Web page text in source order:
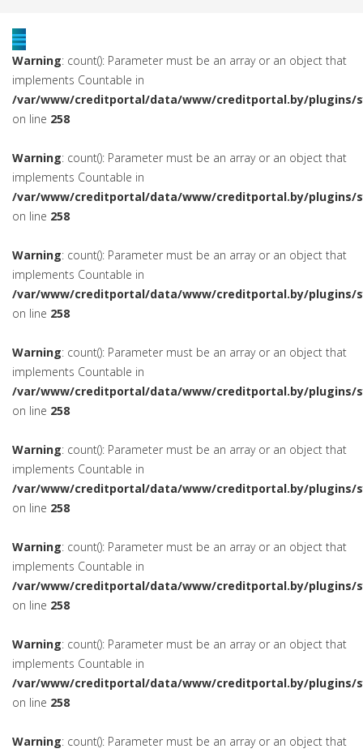
Warning: count(): Parameter must be an array or an object that
implements Countable in
/var/www/creditportal/data/www/creditportal.by/plugins/
on line 258
Warning: count(): Parameter must be an array or an object that
implements Countable in
/var/www/creditportal/data/www/creditportal.by/plugins/
on line 258
Warning: count(): Parameter must be an array or an object that
implements Countable in
/var/www/creditportal/data/www/creditportal.by/plugins/
on line 258
Warning: count(): Parameter must be an array or an object that
implements Countable in
/var/www/creditportal/data/www/creditportal.by/plugins/
on line 258
Warning: count(): Parameter must be an array or an object that
implements Countable in
/var/www/creditportal/data/www/creditportal.by/plugins/
on line 258
Warning: count(): Parameter must be an array or an object that
implements Countable in
/var/www/creditportal/data/www/creditportal.by/plugins/
on line 258
Warning: count(): Parameter must be an array or an object that
implements Countable in
/var/www/creditportal/data/www/creditportal.by/plugins/
on line 258
Warning: count(): Parameter must be an array or an object that